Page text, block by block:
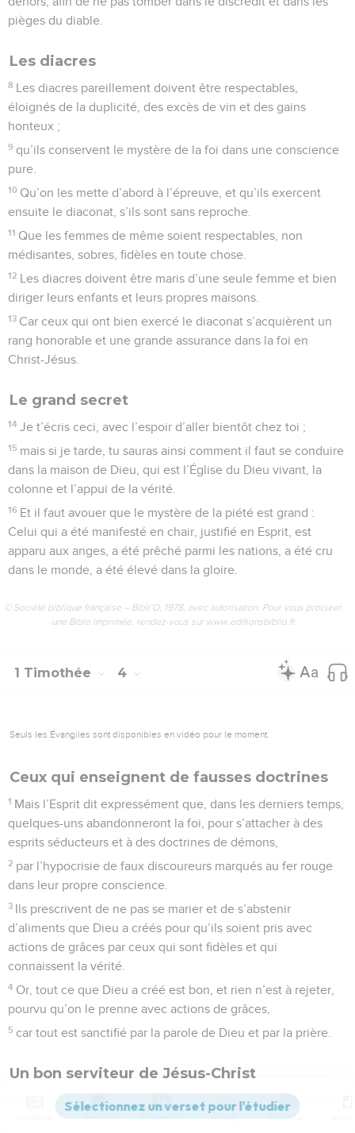
pièges du diable.
Les diacres
8 Les diacres pareillement doivent être respectables,
éloignés de la duplicité, des excès de vin et des gains
honteux ;
9 qu’ils conservent le mystère de la foi dans une conscience
pure.
10 Qu’on les mette d’abord à l’épreuve, et qu’ils exercent
ensuite le diaconat, s’ils sont sans reproche.
11 Que les femmes de même soient respectables, non
médisantes, sobres, fidèles en toute chose.
12 Les diacres doivent être maris d’une seule femme et bien
diriger leurs enfants et leurs propres maisons.
13 Car ceux qui ont bien exercé le diaconat s’acquièrent un
rang honorable et une grande assurance dans la foi en
Christ-Jésus.
Le grand secret
14 Je t’écris ceci, avec l’espoir d’aller bientôt chez toi ;
15 mais si je tarde, tu sauras ainsi comment il faut se conduire
dans la maison de Dieu, qui est l’Église du Dieu vivant, la
colonne et l’appui de la vérité.
16 Et il faut avouer que le mystère de la piété est grand :
Celui qui a été manifesté en chair, justifié en Esprit, est
apparu aux anges, a été prêché parmi les nations, a été cru
dans le monde, a été élevé dans la gloire.
© Société biblique française – Bibli’O, 1978, avec autorisation. Pour vous procurer
une Bible imprimée, rendez-vous sur www.editionsbiblio.fr
1 Timothée 4
Seuls les Évangiles sont disponibles en vidéo pour le moment.
Ceux qui enseignent de fausses doctrines
1 Mais l’Esprit dit expressément que, dans les derniers temps,
quelques-uns abandonneront la foi, pour s’attacher à des
esprits séducteurs et à des doctrines de démons,
2 par l’hypocrisie de faux discoureurs marqués au fer rouge
dans leur propre conscience.
3 Ils prescrivent de ne pas se marier et de s’abstenir
d’aliments que Dieu a créés pour qu’ils soient pris avec
actions de grâces par ceux qui sont fidèles et qui
connaissent la vérité.
4 Or, tout ce que Dieu a créé est bon, et rien n’est à rejeter,
pourvu qu’on le prenne avec actions de grâces,
5 car tout est sanctifié par la parole de Dieu et par la prière.
Un bon serviteur de Jésus-Christ
En exposant cela aux frères, tu seras un bon serviteur du
Christ-Jésus, nourri des paroles de la foi et de la bonne
Versions Commentaires Strong